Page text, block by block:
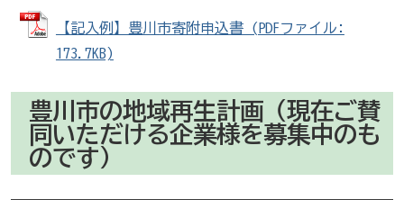
【記入例】豊川市寄附申込書 (PDFファイル:
173.7KB)
豊川市の地域再生計画（現在ご賛
同いただける企業様を募集中のも
のです）